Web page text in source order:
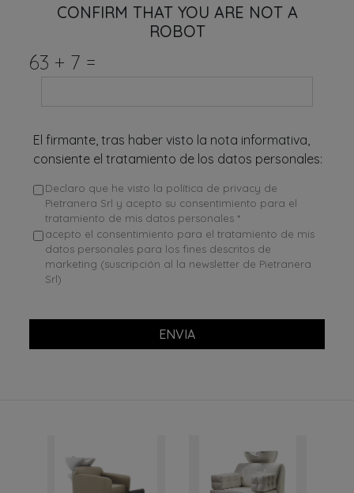
CONFIRM THAT YOU ARE NOT A
ROBOT
63 + 7 =
El firmante, tras haber visto la nota informativa,
consiente el tratamiento de los datos personales:
Declaro que he visto la política de privacy de
Pietranera Srl y acepto su consentimiento para el
tratamiento de mis datos personales *
acepto el consentimiento para el tratamiento de mis
datos personales para los fines descritos de
marketing (suscripción al la newsletter de Pietranera
Srl)
ENVIA